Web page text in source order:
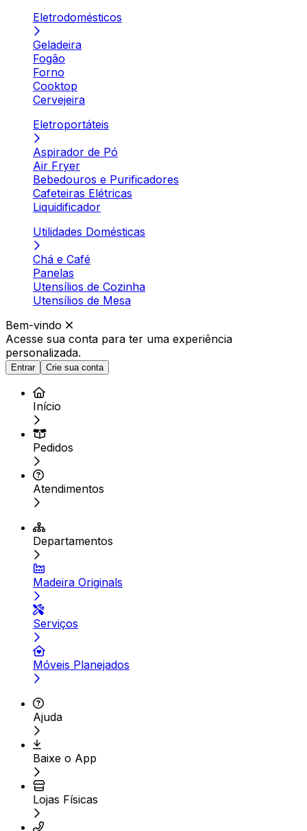
Eletrodomésticos
Geladeira
Fogão
Forno
Cooktop
Cervejeira
Eletroportáteis
Aspirador de Pó
Air Fryer
Bebedouros e Purificadores
Cafeteiras Elétricas
Liquidificador
Utilidades Domésticas
Chá e Café
Panelas
Utensílios de Cozinha
Utensílios de Mesa
Bem-vindo
Acesse sua conta para ter uma experiência
personalizada.
Entrar Crie sua conta
Início
Pedidos
Atendimentos
Departamentos
Madeira Originals
Serviços
Móveis Planejados
Ajuda
Baixe o App
Lojas Físicas